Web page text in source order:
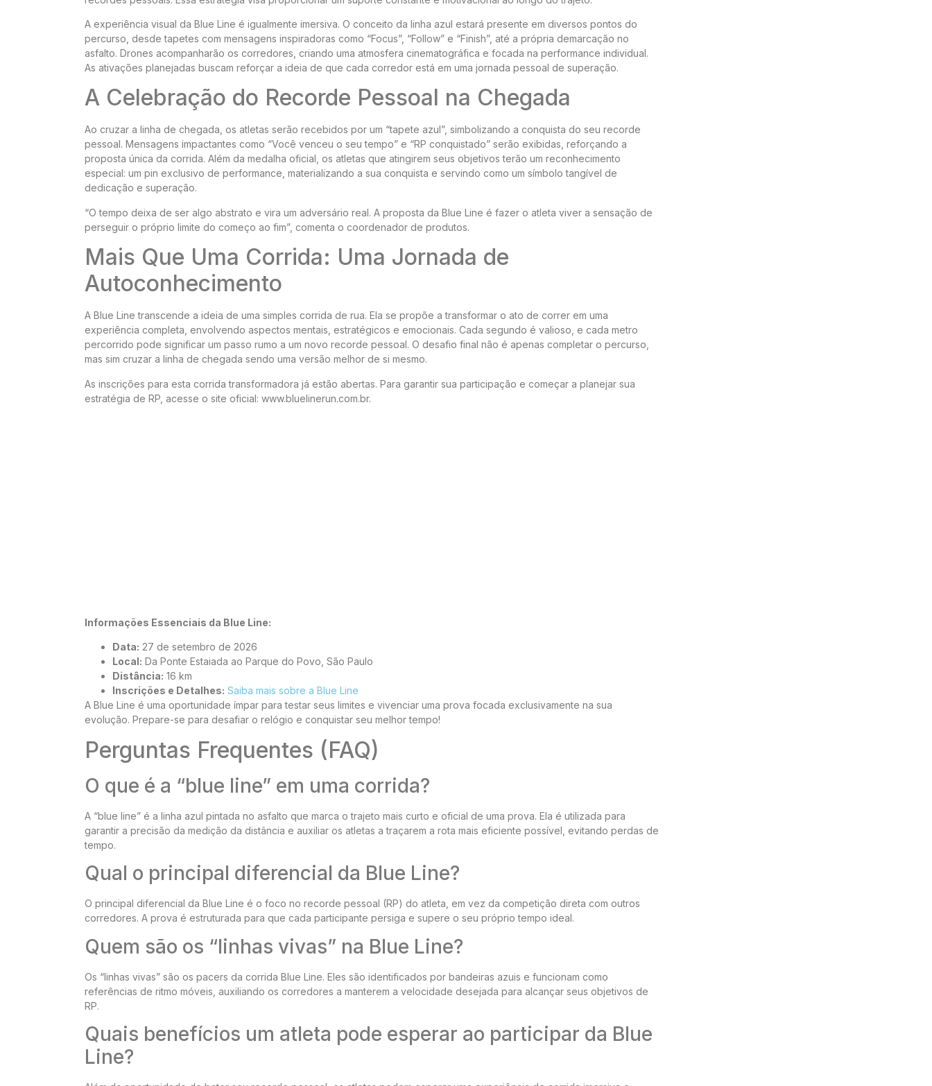
A experiência visual da Blue Line é igualmente imersiva. O conceito da linha azul estará presente em diversos pontos do
percurso, desde tapetes com mensagens inspiradoras como “Focus”, “Follow” e “Finish”, até a própria demarcação no
asfalto. Drones acompanharão os corredores, criando uma atmosfera cinematográfica e focada na performance individual.
As ativações planejadas buscam reforçar a ideia de que cada corredor está em uma jornada pessoal de superação.
A Celebração do Recorde Pessoal na Chegada
Ao cruzar a linha de chegada, os atletas serão recebidos por um “tapete azul”, simbolizando a conquista do seu recorde
pessoal. Mensagens impactantes como “Você venceu o seu tempo” e “RP conquistado” serão exibidas, reforçando a
proposta única da corrida. Além da medalha oficial, os atletas que atingirem seus objetivos terão um reconhecimento
especial: um pin exclusivo de performance, materializando a sua conquista e servindo como um símbolo tangível de
dedicação e superação.
“O tempo deixa de ser algo abstrato e vira um adversário real. A proposta da Blue Line é fazer o atleta viver a sensação de
perseguir o próprio limite do começo ao fim”, comenta o coordenador de produtos.
Mais Que Uma Corrida: Uma Jornada de
Autoconhecimento
A Blue Line transcende a ideia de uma simples corrida de rua. Ela se propõe a transformar o ato de correr em uma
experiência completa, envolvendo aspectos mentais, estratégicos e emocionais. Cada segundo é valioso, e cada metro
percorrido pode significar um passo rumo a um novo recorde pessoal. O desafio final não é apenas completar o percurso,
mas sim cruzar a linha de chegada sendo uma versão melhor de si mesmo.
As inscrições para esta corrida transformadora já estão abertas. Para garantir sua participação e começar a planejar sua
estratégia de RP, acesse o site oficial: www.bluelinerun.com.br.
Informações Essenciais da Blue Line:
Data: 27 de setembro de 2026
Local: Da Ponte Estaiada ao Parque do Povo, São Paulo
Distância: 16 km
Inscrições e Detalhes: Saiba mais sobre a Blue Line
A Blue Line é uma oportunidade ímpar para testar seus limites e vivenciar uma prova focada exclusivamente na sua
evolução. Prepare-se para desafiar o relógio e conquistar seu melhor tempo!
Perguntas Frequentes (FAQ)
O que é a “blue line” em uma corrida?
A “blue line” é a linha azul pintada no asfalto que marca o trajeto mais curto e oficial de uma prova. Ela é utilizada para
garantir a precisão da medição da distância e auxiliar os atletas a traçarem a rota mais eficiente possível, evitando perdas de
tempo.
Qual o principal diferencial da Blue Line?
O principal diferencial da Blue Line é o foco no recorde pessoal (RP) do atleta, em vez da competição direta com outros
corredores. A prova é estruturada para que cada participante persiga e supere o seu próprio tempo ideal.
Quem são os “linhas vivas” na Blue Line?
Os “linhas vivas” são os pacers da corrida Blue Line. Eles são identificados por bandeiras azuis e funcionam como
referências de ritmo móveis, auxiliando os corredores a manterem a velocidade desejada para alcançar seus objetivos de
RP.
Quais benefícios um atleta pode esperar ao participar da Blue
Line?